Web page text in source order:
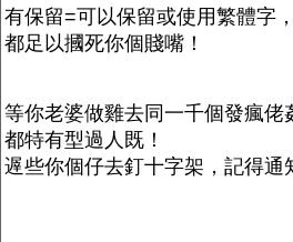
有保留=可以保留或使用繁體字
都足以摑死你個賤嘴！
等你老婆做雞去同一千個發瘋
都特有型過人既！
遟些你個仔去釘十字架，記得通